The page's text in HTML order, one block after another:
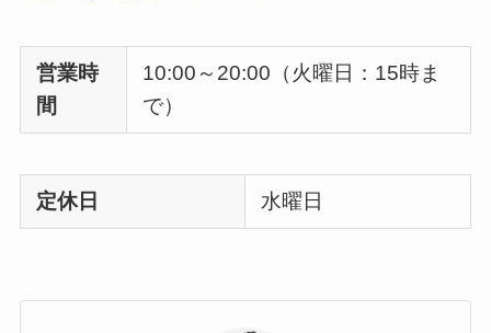
営業時
間
10:00～20:00（火曜日：15時ま
で）
定休日 水曜日